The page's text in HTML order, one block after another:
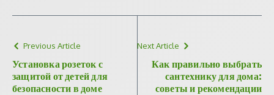
Previous Article
Установка розеток с
защитой от детей для
безопасности в доме
Next Article
Как правильно выбрать
сантехнику для дома:
советы и рекомендации